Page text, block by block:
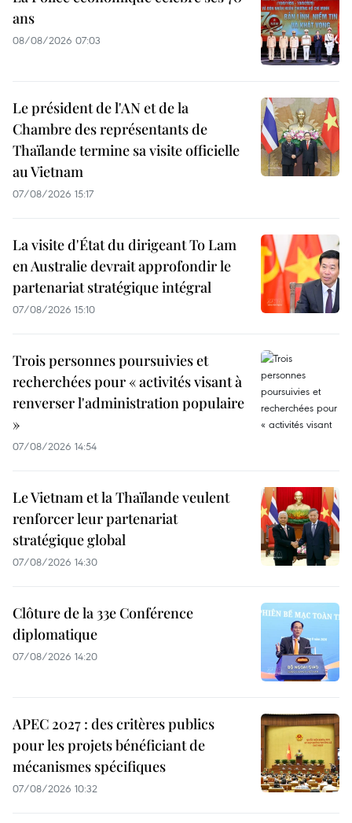
ans
08/08/2026 07:03
Le président de l'AN et de la
Chambre des représentants de
Thaïlande termine sa visite officielle
au Vietnam
07/08/2026 15:17
La visite d'État du dirigeant To Lam
en Australie devrait approfondir le
partenariat stratégique intégral
07/08/2026 15:10
Trois personnes poursuivies et
recherchées pour « activités visant à
renverser l'administration populaire
»
07/08/2026 14:54
Le Vietnam et la Thaïlande veulent
renforcer leur partenariat
stratégique global
07/08/2026 14:30
Clôture de la 33e Conférence
diplomatique
07/08/2026 14:20
APEC 2027 : des critères publics
pour les projets bénéficiant de
mécanismes spécifiques
07/08/2026 10:32